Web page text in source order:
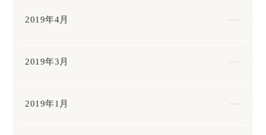
2019年4月
2019年3月
2019年1月